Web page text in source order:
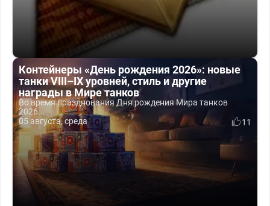
Контейнеры «День рождения 2026»: новые
танки VIII–IX уровней, стиль и другие
награды в Мире танков
Во время празднования Дня рождения Мира танков
2026...
05 августа, среда
11